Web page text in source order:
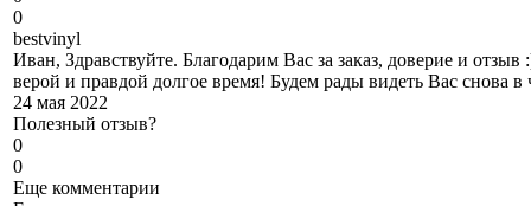
0
bestvinyl
Иван, Здравствуйте. Благодарим Вас за заказ, доверие и
верой и правдой долгое время! Будем рады видеть Вас снова
24 мая 2022
Полезный отзыв?
0
0
Еще комментарии